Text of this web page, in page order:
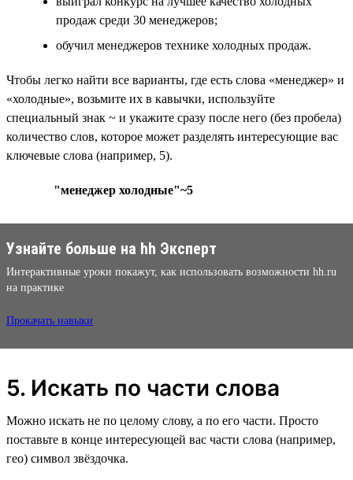
продаж среди 30 менеджеров;
обучил менеджеров технике холодных продаж.
Чтобы легко найти все варианты, где есть слова «менеджер» и
«холодные», возьмите их в кавычки, используйте
специальный знак ~ и укажите сразу после него (без пробела)
количество слов, которое может разделять интересующие вас
ключевые слова (например, 5).
"менеджер холодные"~5
Узнайте больше на hh Эксперт
Интерактивные уроки покажут, как использовать возможности hh.ru
на практике
Прокачать навыки
5. Искать по части слова
Можно искать не по целому слову, а по его части. Просто
поставьте в конце интересующей вас части слова (например,
гео) символ звёздочка.